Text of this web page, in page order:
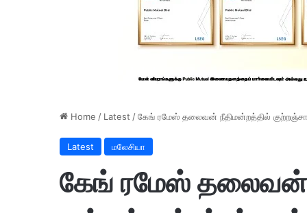
Home / Latest /கேங் ரமேஸ் தலைவன் நீதிமன்றத்தில்
Latest மலேசியா
கேங் ரமேஸ் தலைவன்